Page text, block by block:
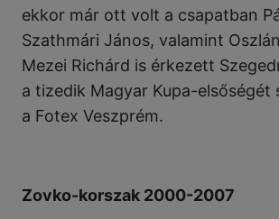
ekkor már ott volt a csapatban
Szathmári János, valamint
Mezei Richárd is érkezett
a tizedik Magyar Kupa-elsőségét
a Fotex Veszprém.
Zovko-korszak 2000-2007